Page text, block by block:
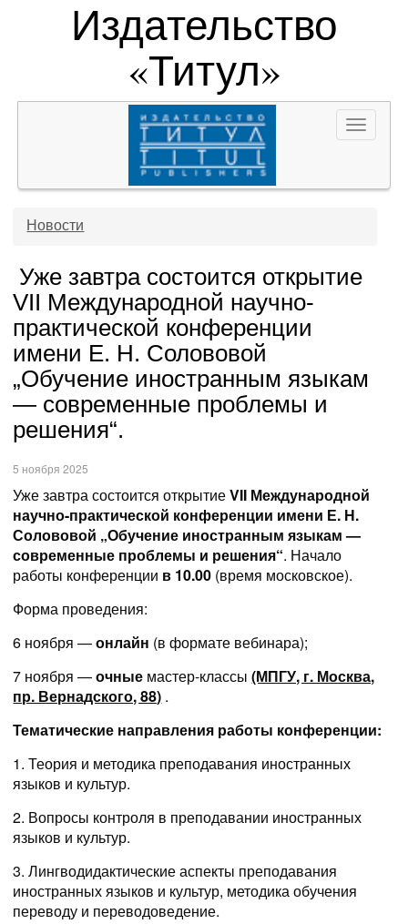
Издательство
«Титул»
Toggle
Новости
Уже завтра состоится открытие
VII Международной научно-
практической конференции
имени Е. Н. Солововой
„Обучение иностранным языкам
— современные проблемы и
решения“.
5 ноября 2025
Уже завтра состоится открытиеVII Международной
научно-практической конференции имени Е. Н.
Солововой „Обучение иностранным языкам —
современные проблемы и решения“. Начало
работы конференции в 10.00 (время московское).
Форма проведения:
6 ноября —онлайн (в формате вебинара);
7 ноября—очные мастер-классы(МПГУ, г. Москва,
пр. Вернадского, 88) .
Тематические направления работы конференции:
1. Теория и методика преподавания иностранных
языков и культур.
2. Вопросы контроля в преподавании иностранных
языков и культур.
3. Лингводидактические аспекты преподавания
иностранных языков и культур, методика обучения
переводу и переводоведение.